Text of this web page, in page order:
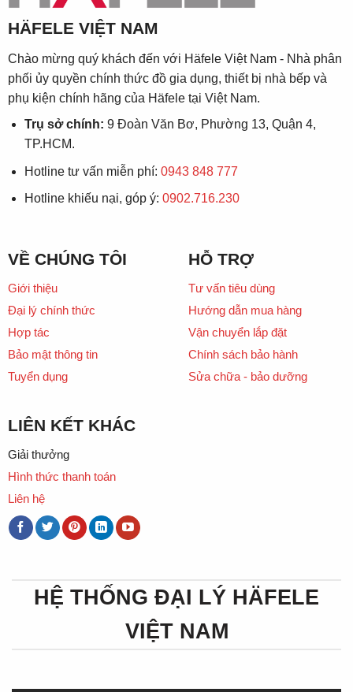
HÄFELE VIỆT NAM
Chào mừng quý khách đến với Häfele Việt Nam - Nhà phân
phối ủy quyền chính thức đồ gia dụng, thiết bị nhà bếp và
phụ kiện chính hãng của Häfele tại Việt Nam.
Trụ sở chính: 9 Đoàn Văn Bơ, Phường 13, Quận 4,
TP.HCM.
Hotline tư vấn miễn phí: 0943 848 777
Hotline khiếu nại, góp ý: 0902.716.230
VỀ CHÚNG TÔI
Giới thiệu
Đại lý chính thức
Hợp tác
Bảo mật thông tin
Tuyển dụng
HỖ TRỢ
Tư vấn tiêu dùng
Hướng dẫn mua hàng
Vận chuyển lắp đặt
Chính sách bảo hành
Sửa chữa - bảo dưỡng
LIÊN KẾT KHÁC
Giải thưởng
Hình thức thanh toán
Liên hệ
HỆ THỐNG ĐẠI LÝ HÄFELE
VIỆT NAM